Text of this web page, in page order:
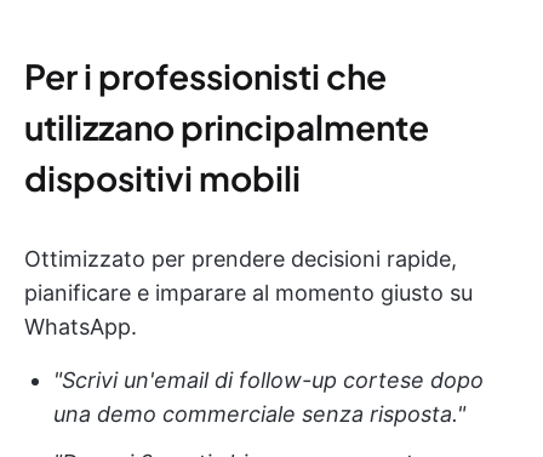
Per i professionisti che
utilizzano principalmente
dispositivi mobili
Ottimizzato per prendere decisioni rapide,
pianificare e imparare al momento giusto su
WhatsApp.
"Scrivi un'email di follow-up cortese dopo
una demo commerciale senza risposta."